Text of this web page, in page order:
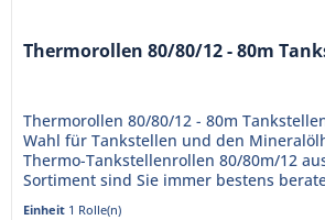
Thermorollen 80/80/12 - 80m
Thermorollen 80/80/12 - 80m
Wahl für Tankstellen und den
Thermo-Tankstellenrollen 80/80m/12
Sortiment sind Sie immer bestens
sind bereits mit...
Einheit 1 Rolle(n)